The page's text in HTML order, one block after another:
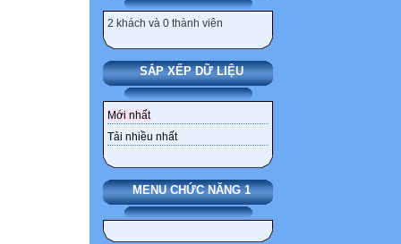
2 khách và 0 thành viên
SẮP XẾP DỮ LIỆU
Mới nhất
Tải nhiều nhất
MENU CHỨC NĂNG 1